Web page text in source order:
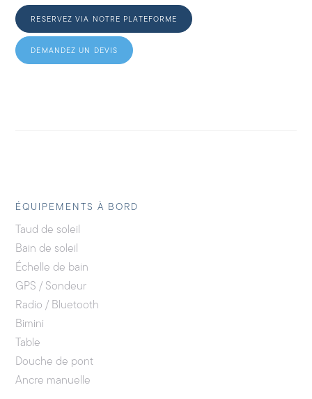
RESERVEZ VIA NOTRE PLATEFORME
DEMANDEZ UN DEVIS
ÉQUIPEMENTS À BORD
Taud de soleil
Bain de soleil
Échelle de bain
GPS / Sondeur
Radio / Bluetooth
Bimini
Table
Douche de pont
Ancre manuelle